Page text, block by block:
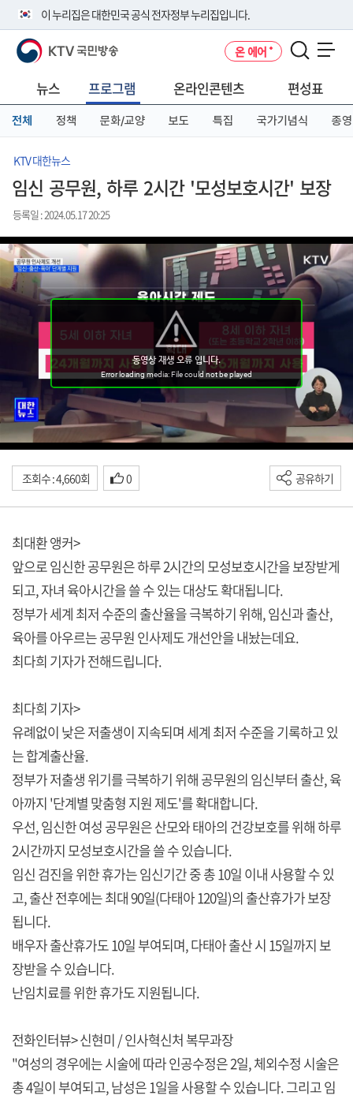
이 누리집은 대한민국 공식 전자정부 누리집입니다.
공식 누리집 주소 확인하기
니다.
이밖에 or.kr 또는 .kr등 다른 도메인 주소를 사용하고 있다면 아래 URL에
서 도메인 주소를 확인해 보세요
KTV 국민방송 온 에어
뉴스 프로그램 온라인콘텐츠 편성표
전체 정책 문화/교양 보도 특집 국가기념식 종영
KTV 대한뉴스
임신 공무원, 하루 2시간 '모성보호시간' 보장
등록일 : 2024.05.17 20:25
조회수 : 4,660회 0 공유하기
최대환 앵커>
앞으로 임신한 공무원은 하루 2시간의 모성보호시간을 보장받게
되고, 자녀 육아시간을 쓸 수 있는 대상도 확대됩니다.
정부가 세계 최저 수준의 출산율을 극복하기 위해, 임신과 출산,
육아를 아우르는 공무원 인사제도 개선안을 내놨는데요.
최다희 기자가 전해드립니다.
최다희 기자>
유례없이 낮은 저출생이 지속되며 세계 최저 수준을 기록하고 있
는 합계출산율.
정부가 저출생 위기를 극복하기 위해 공무원의 임신부터 출산, 육
아까지 '단계별 맞춤형 지원 제도'를 확대합니다.
우선, 임신한 여성 공무원은 산모와 태아의 건강보호를 위해 하루
2시간까지 모성보호시간을 쓸 수 있습니다.
임신 검진을 위한 휴가는 임신기간 중 총 10일 이내 사용할 수 있
고, 출산 전후에는 최대 90일(다태아 120일)의 출산휴가가 보장
됩니다.
배우자 출산휴가도 10일 부여되며, 다태아 출산 시 15일까지 보
장받을 수 있습니다.
난임치료를 위한 휴가도 지원됩니다.
전화인터뷰> 신현미 / 인사혁신처 복무과장
"여성의 경우에는 시술에 따라 인공수정은 2일, 체외수정 시술은
총 4일이 부여되고, 남성은 1일을 사용할 수 있습니다. 그리고 임